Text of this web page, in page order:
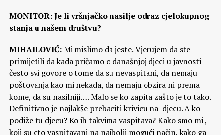
MONITOR: Je li vršnjačko nasilje odraz cjelokupnog
stanja u našem društvu?
MIHAILOVIĆ:Mi mislimo da jeste. Vjerujem da ste
primijetili da kada pričamo o današnjoj djeci u javnosti
često svi govore o tome da su nevaspitani, da nemaju
poštovanja kao mi nekada, da nemaju obzira ni prema
kome, da su nasilniji…. Malo se ko zapita zašto je to tako.
Definitivno je najlakše prebaciti krivicu na djecu. A ko
podiže tu djecu? Ko ih takvima vaspitava? Kako smo mi ,
koji su eto vaspitavani na najbolji mogući način, kako ga